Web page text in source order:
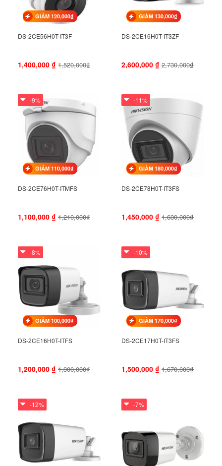
GIẢM 120,000₫
DS-2CE56H0T-IT3F
1,400,000 ₫ 1,520,000₫
GIẢM 130,000₫
DS-2CE16H0T-IT3ZF
2,600,000 ₫ 2,730,000₫
-9%
GIẢM 110,000₫
DS-2CE76H0T-ITMFS
1,100,000 ₫ 1,210,000₫
-11%
GIẢM 180,000₫
DS-2CE78H0T-IT3FS
1,450,000 ₫ 1,630,000₫
-8%
GIẢM 100,000₫
DS-2CE16H0T-ITFS
1,200,000 ₫ 1,300,000₫
-10%
GIẢM 170,000₫
DS-2CE17H0T-IT3FS
1,500,000 ₫ 1,670,000₫
-12% -7%